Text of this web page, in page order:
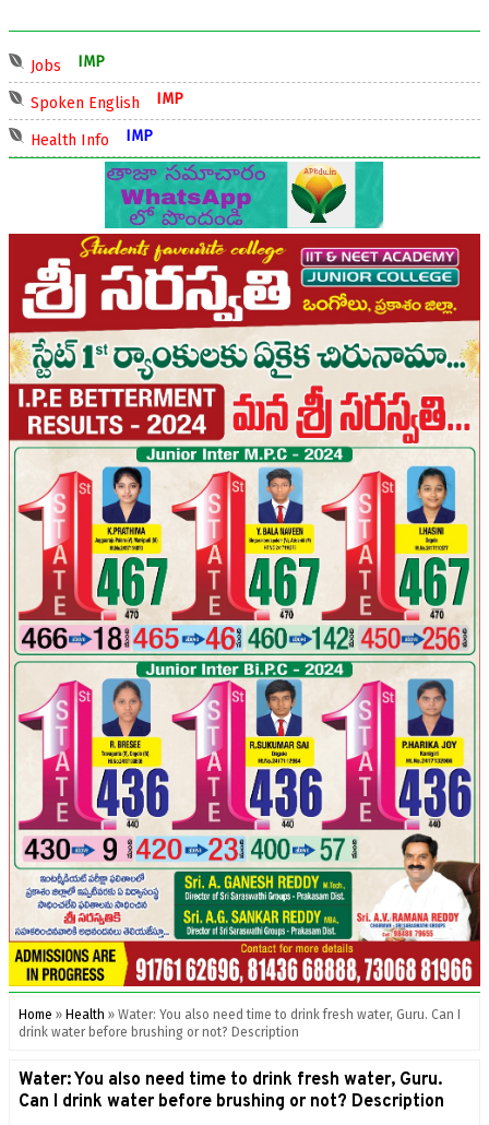
Jobs
Spoken English
Health Info
Home » Health » Water: You also need time to drink fresh water, Guru. Can I
drink water before brushing or not? Description
Water: You also need time to drink fresh water, Guru.
Can I drink water before brushing or not? Description